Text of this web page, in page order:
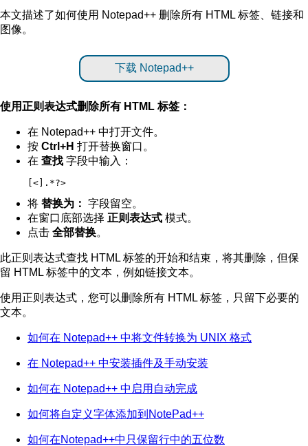
本文描述了如何使用 Notepad++ 删除所有 HTML 标签、链接和
图像。
下载 Notepad++
使用正则表达式删除所有 HTML 标签：
在 Notepad++ 中打开文件。
按 Ctrl+H 打开替换窗口。
在 查找 字段中输入：
[<].*?>
将 替换为： 字段留空。
在窗口底部选择 正则表达式 模式。
点击 全部替换。
此正则表达式查找 HTML 标签的开始和结束，将其删除，但保
留 HTML 标签中的文本，例如链接文本。
使用正则表达式，您可以删除所有 HTML 标签，只留下必要的
文本。
如何在 Notepad++ 中将文件转换为 UNIX 格式
在 Notepad++ 中安装插件及手动安装
如何在 Notepad++ 中启用自动完成
如何将自定义字体添加到NotePad++
如何在Notepad++中只保留行中的五位数